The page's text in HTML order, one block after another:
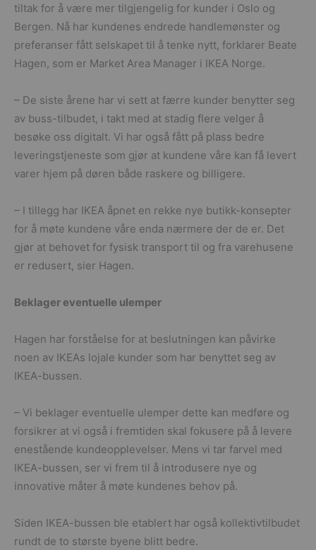
tiltak for å være mer tilgjengelig for kunder i Oslo og
Bergen. Nå har kundenes endrede handlemønster og
preferanser fått selskapet til å tenke nytt, forklarer Beate
Hagen, som er Market Area Manager i IKEA Norge.
– De siste årene har vi sett at færre kunder benytter seg
av buss-tilbudet, i takt med at stadig flere velger å
besøke oss digitalt. Vi har også fått på plass bedre
leveringstjeneste som gjør at kundene våre kan få levert
varer hjem på døren både raskere og billigere.
– I tillegg har IKEA åpnet en rekke nye butikk-konsepter
for å møte kundene våre enda nærmere der de er. Det
gjør at behovet for fysisk transport til og fra varehusene
er redusert, sier Hagen.
Beklager eventuelle ulemper
Hagen har forståelse for at beslutningen kan påvirke
noen av IKEAs lojale kunder som har benyttet seg av
IKEA-bussen.
– Vi beklager eventuelle ulemper dette kan medføre og
forsikrer at vi også i fremtiden skal fokusere på å levere
enestående kundeopplevelser. Mens vi tar farvel med
IKEA-bussen, ser vi frem til å introdusere nye og
innovative måter å møte kundenes behov på.
Siden IKEA-bussen ble etablert har også kollektivtilbudet
rundt de to største byene blitt bedre.